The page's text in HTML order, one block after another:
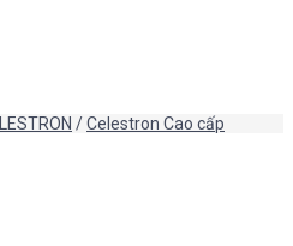
/Celestron Cao cấp